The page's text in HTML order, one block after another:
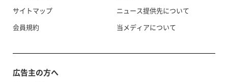
サイトマップ
会員規約
ニュース提供先について
当メディアについて
広告主の方へ